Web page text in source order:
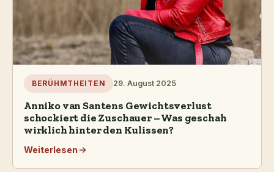
BERÜHMTHEITEN 29. August 2025
Anniko van Santens Gewichtsverlust
schockiert die Zuschauer – Was geschah
wirklich hinter den Kulissen?
Weiterlesen